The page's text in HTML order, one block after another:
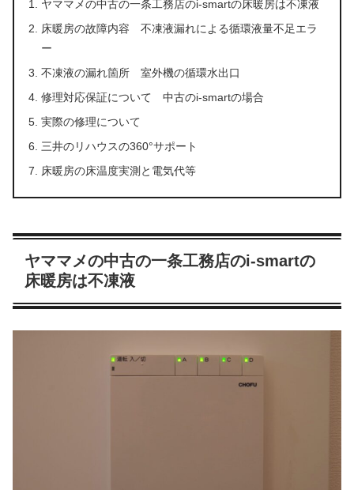
ヤママメの中古の一条工務店のi-smartの床暖房は不凍液
床暖房の故障内容 不凍液漏れによる循環液量不足エラ
ー
不凍液の漏れ箇所 室外機の循環水出口
修理対応保証について 中古のi-smartの場合
実際の修理について
三井のリハウスの360°サポート
床暖房の床温度実測と電気代等
ヤママメの中古の一条工務店のi-smartの
床暖房は不凍液